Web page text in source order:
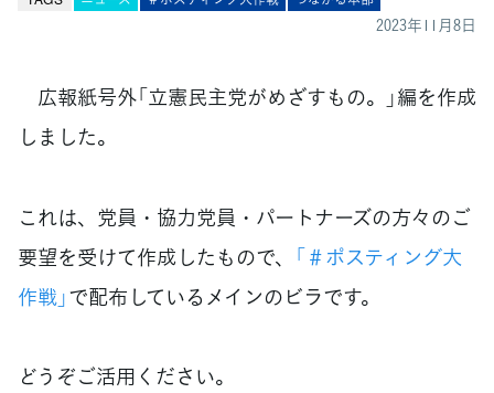
2023年11月8日
広報紙号外「立憲民主党がめざすもの。」編を作成
しました。
これは、党員・協力党員・パートナーズの方々のご
要望を受けて作成したもので、 「＃ポスティング大
作戦」で配布しているメインのビラです。
どうぞご活用ください。